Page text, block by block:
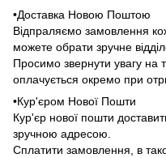
•Доставка Новою Поштою
Відпраляємо замовлення
можете обрати зручне
Просимо звернути увагу на
оплачується окремо при
•Кур'єром Нової Пошти
Кур'єр нової пошти
зручною адресою.
Сплатити замовлення, в